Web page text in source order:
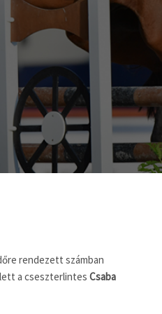
rendezett számban
a cseszterlintes Csaba